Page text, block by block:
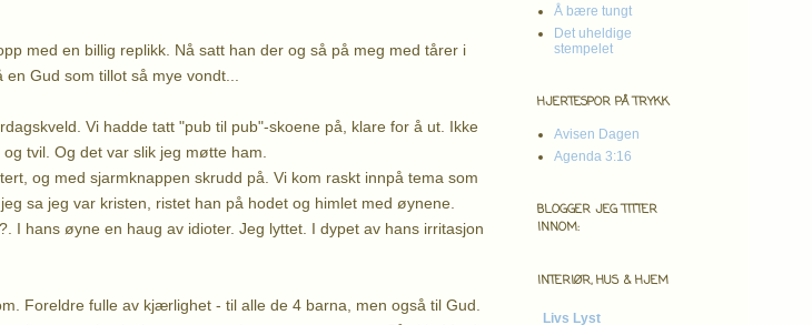
med en billig replikk. Nå satt han der og så på meg med tårer i
Gud som tillot så mye vondt...
Vi hadde tatt "pub til pub"-skoene på, klare for å ut. Ikke
tvil. Og det var slik jeg møtte ham.
og med sjarmknappen skrudd på. Vi kom raskt innpå tema som
sa jeg var kristen, ristet han på hodet og himlet med øynene.
I hans øyne en haug av idioter. Jeg lyttet. I dypet av hans irritasjon
Foreldre fulle av kjærlighet - til alle de 4 barna, men også til Gud.
Å bære tungt
Det uheldige
stempelet
HJERTESPOR PÅ TRYKK
Avisen Dagen
Agenda 3:16
BLOGGER JEG TITTER
INNOM:
INTERIØR, HUS & HJEM
Livs Lyst